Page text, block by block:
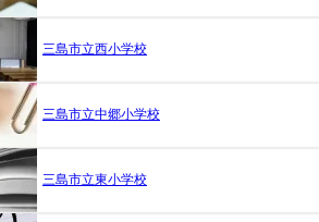
三島市立西小学校
三島市立中郷小学校
三島市立東小学校